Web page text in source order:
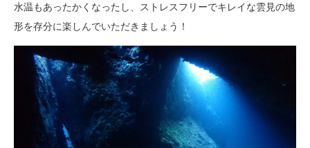
水温もあったかくなったし、ストレスフリーでキレイな雲見の地
形を存分に楽しんでいただきましょう！